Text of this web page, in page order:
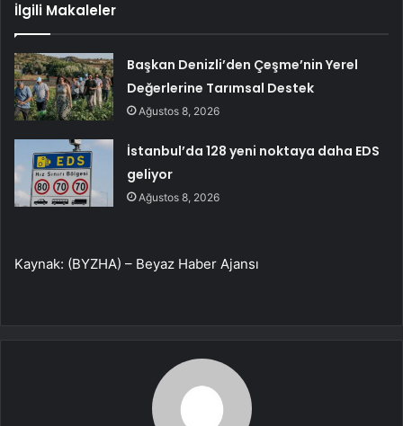
İlgili Makaleler
Başkan Denizli’den Çeşme’nin Yerel
Değerlerine Tarımsal Destek
Ağustos 8, 2026
İstanbul’da 128 yeni noktaya daha EDS
geliyor
Ağustos 8, 2026
Kaynak: (BYZHA) – Beyaz Haber Ajansı